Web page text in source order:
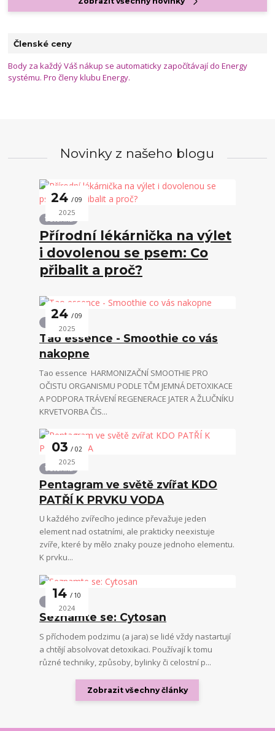
Členské ceny
Body za každý Váš nákup se automaticky započítávají do Energy
systému. Pro členy klubu Energy.
Novinky z našeho blogu
24 09
2025
Veterina
Přírodní lékárnička na výlet
i dovolenou se psem: Co
přibalit a proč?
24 09
2025
Tao essence - Smoothie co vás
nakopne
Tao essence HARMONIZAČNÍ SMOOTHIE PRO
OČISTU ORGANISMU PODLE TČM JEMNÁ DETOXIKACE
A PODPORA TRÁVENÍ REGENERACE JATER A ŽLUČNÍKU
KRVETVORBA ČIS...
03 02
2025
Veterina
Pentagram ve světě zvířat KDO
PATŘÍ K PRVKU VODA
U každého zvířecího jedince převažuje jeden
element nad ostatními, ale prakticky neexistuje
zvíře, které by mělo znaky pouze jednoho elementu.
K prvku...
14 10
2024
Seznamte se: Cytosan
S příchodem podzimu (a jara) se lidé vždy nastartují
a chtějí absolvovat detoxikaci. Používají k tomu
různé techniky, způsoby, bylinky či celostní p...
Zobrazit všechny články